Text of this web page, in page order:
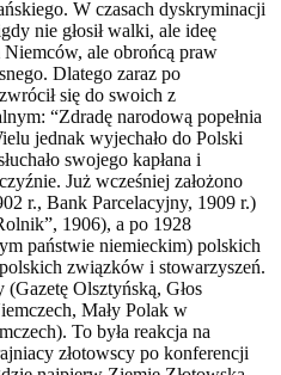
W czasach dyskryminacji
nie głosił walki, ale ideę
ale obrońcą praw
Dlatego zaraz po
się do swoich z
“Zdradę narodową popełnia
jednak wyjechało do Polski
swojego kapłana i
Już wcześniej założono
r., Bank Parcelacyjny, 1909 r.)
1906), a po 1928
państwie niemieckim) polskich
związków i stowarzyszeń.
Olsztyńską, Głos
Mały Polak w
To była reakcja na
złotowscy po konferencji